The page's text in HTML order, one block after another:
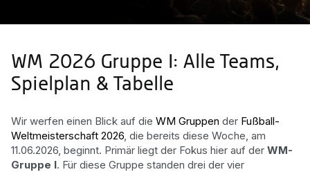
WM 2026 Gruppe I: Alle Teams,
Spielplan & Tabelle
Wir werfen einen Blick auf die WM Gruppen der Fußball-
Weltmeisterschaft 2026, die bereits diese Woche, am
11.06.2026, beginnt. Primär liegt der Fokus hier auf der WM-
Gruppe I. Für diese Gruppe standen drei der vier